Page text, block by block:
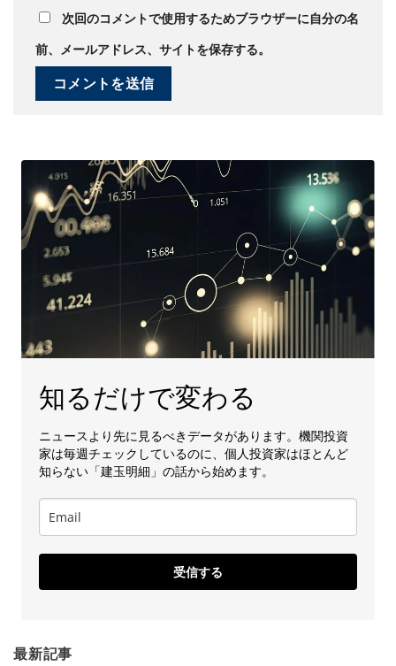
次回のコメントで使用するためブラウザーに自分の名
前、メールアドレス、サイトを保存する。
知るだけで変わる
ニュースより先に見るべきデータがあります。機関投資
家は毎週チェックしているのに、個人投資家はほとんど
知らない「建玉明細」の話から始めます。
受信する
最新記事